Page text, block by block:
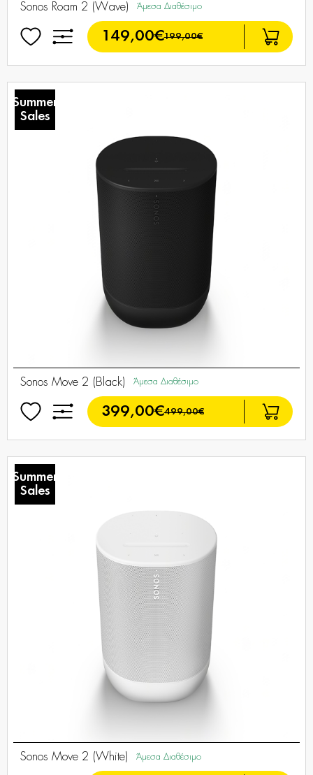
Sonos Roam 2 (Wave) Άμεσα Διαθέσιμο
149,00€199,00€
Summer
Sales
Sonos Move 2 (Black) Άμεσα Διαθέσιμο
399,00€499,00€
Summer
Sales
Sonos Move 2 (White) Άμεσα Διαθέσιμο